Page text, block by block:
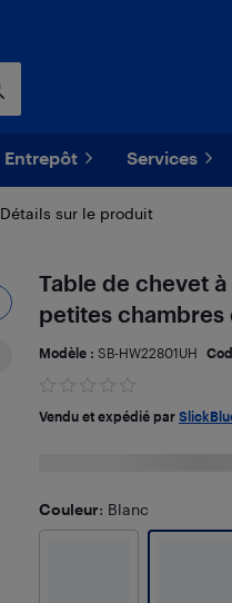
Entrepôt Services
Détails sur le produit
Table de chevet
petites
Modèle : SB-HW22801UH
Vendu et expédié par
Couleur: Blanc